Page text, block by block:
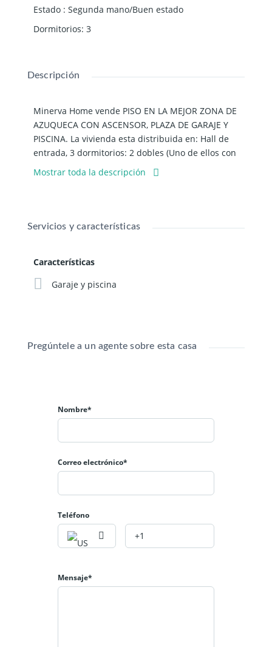
Estado : Segunda mano/Buen estado
Dormitorios: 3
Descripción
Minerva Home vende PISO EN LA MEJOR ZONA DE
AZUQUECA CON ASCENSOR, PLAZA DE GARAJE Y
PISCINA. La vivienda esta distribuida en: Hall de
entrada, 3 dormitorios: 2 dobles (Uno de ellos con
baño en suite) y otro individual; salón con acceso a
la terraza, cocina (amueblada y con
general. En cuanto a las calidades: dispone de
cuenta con cerramientos de climalit con
mosquitera integrada, suelo de tarima, puertas de
madera y aire acondicionado centralizado con Split
empotrado en el dormitorio principal; otro armario
Piso en zona residencial muy próximo a
todo tipo y centro de salud.
Mostrar toda la descripción
Servicios y características
Características
Garaje y piscina
Pregúntele a un agente sobre esta casa
Nombre*
Correo electrónico*
Teléfono
Mensaje*